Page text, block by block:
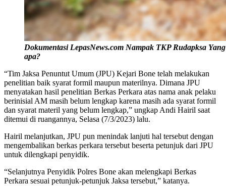
Dokumentasi LepasNews.com Nampak TKP Rudapksa
apa?
“Tim Jaksa Penuntut Umum (JPU) Kejari Bone telah melakukan
penelitian baik syarat formil maupun materilnya. Dimana JPU
menyatakan hasil penelitian Berkas Perkara atas nama anak pelaku
berinisial AM masih belum lengkap karena masih ada syarat formil
dan syarat materil yang belum lengkap,” ungkap Andi Hairil saat
ditemui di ruangannya, Selasa (7/3/2023) lalu.
Hairil melanjutkan, JPU pun menindak lanjuti hal tersebut dengan
mengembalikan berkas perkara tersebut beserta petunjuk dari JPU
untuk dilengkapi penyidik.
“Selanjutnya Penyidik Polres Bone akan melengkapi Berkas
Perkara sesuai petunjuk-petunjuk Jaksa tersebut,” katanya.